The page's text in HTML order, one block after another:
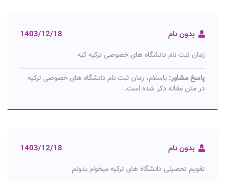
بدون نام 1403/12/18
زمان ثبت نام دانشگاه های خصوصی ترکیه کیه
پاسخ مشاور: باسلام، زمان ثبت نام دانشگاه های خصوصی ترکیه
در متن مقاله ذکر شده است.
بدون نام 1403/12/18
تقویم تحصیلی دانشگاه های ترکیه میخوام بدونم